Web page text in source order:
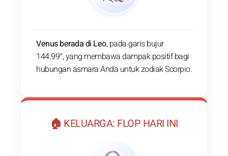
Venus berada di Leo, pada garis bujur
144.99°, yang membawa dampak positif bagi
hubungan asmara Anda untuk zodiak Scorpio.
🏠 KELUARGA: FLOP HARI INI